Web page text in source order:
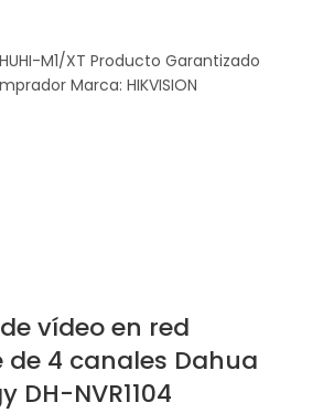
M1/XT Producto Garantizado
Marca: HIKVISION
vídeo en red
4 canales Dahua
DH-NVR1104